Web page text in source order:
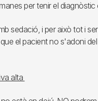
per tenir el diagnòstic
sedació, i per això tot i
el pacient no s'adoni
alta